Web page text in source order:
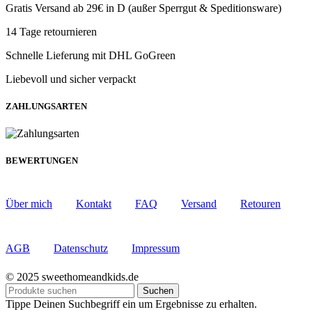
Gratis Versand ab 29€ in D (außer Sperrgut & Speditionsware)
14 Tage retournieren
Schnelle Lieferung mit DHL GoGreen
Liebevoll und sicher verpackt
ZAHLUNGSARTEN
BEWERTUNGEN
Über mich Kontakt FAQ Versand Retouren
AGB Datenschutz Impressum
© 2025 sweethomeandkids.de
Suchen
Tippe Deinen Suchbegriff ein um Ergebnisse zu erhalten.